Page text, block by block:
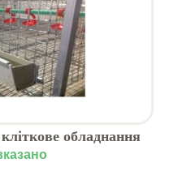
обладнання